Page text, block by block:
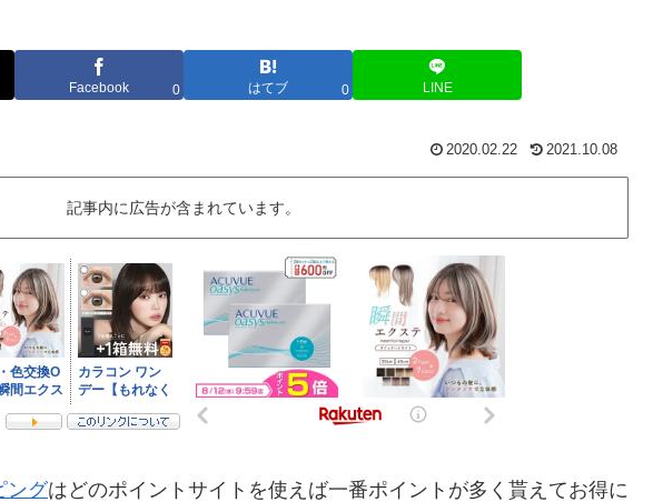
Facebook 0 はてブ 0 LINE
2020.02.22 2021.10.08
記事内に広告が含まれています。
ングはどのポイントサイトを使えば一番ポイントが多く貰えてお得に